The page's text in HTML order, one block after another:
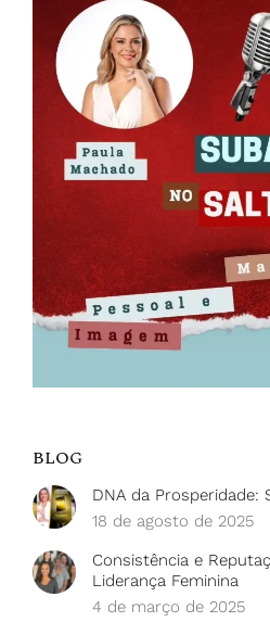
BLOG
DNA da Prosperidade:
18 de agosto de 2025
Consistência e
Liderança Feminina
4 de março de 2025